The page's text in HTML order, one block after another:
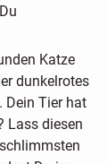
Katze
dunkelrotes
Dein Tier hat
Lass diesen